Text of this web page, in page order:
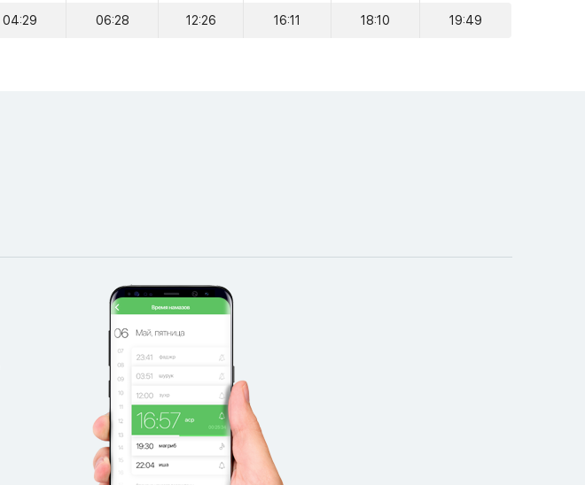
04:29 06:28 12:26 16:11 18:10 19:49